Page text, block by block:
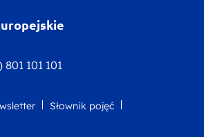
801 101 101
Słownik pojęć